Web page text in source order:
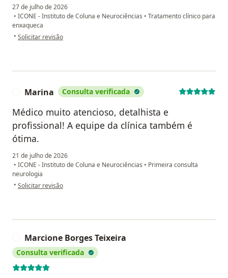
27 de julho de 2026
• ICONE - Instituto de Coluna e Neurociências • Tratamento clínico para
enxaqueca
• na opinião do utilizador Pricilla
Solicitar revisão
Marina Consulta verificada
Médico muito atencioso, detalhista e
profissional! A equipe da clínica também é
ótima.
21 de julho de 2026
• ICONE - Instituto de Coluna e Neurociências • Primeira consulta
neurologia
• na opinião do utilizador Marina
Solicitar revisão
Marcione Borges Teixeira
Consulta verificada